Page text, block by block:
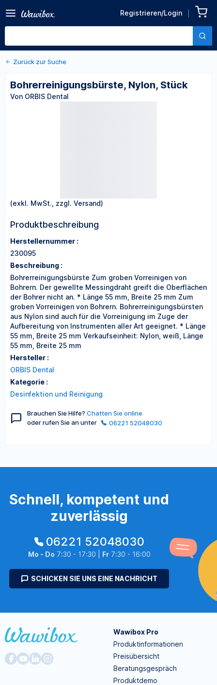
Registrieren/Login
Nylon, Stück
Von ORBIS Dental
Zurück zu den Produktdetails
Zurück zur Suche
Bohrerreinigungsbürste, Nylon, Stück
Von ORBIS Dental
(exkl. MwSt., zzgl. Versand)
Produktbeschreibung
Herstellernummer :
230095
Beschreibung :
Bohrerreinigungsbürste Zum groben Vorreinigen von
Bohrern. Der gewellte Messingdraht greift die Oberflächen
der Bohrer nicht an. * Länge 55 mm, Breite 25 mm Zum
groben Vorreinigen von Bohrern. Bohrerreinigungsbürsten
aus Nylon sind auch für die Vorreinigung im Zuge der
Aufbereitung von Instrumenten aller Art geeignet. * Länge
55 mm, Breite 25 mm Verkaufseinheit: Nylon, weiß, Länge
55 mm, Breite 25 mm
Hersteller :
ORBIS Dental
Kategorie :
Desinfektion und Reinigung
Brauchen Sie Hilfe? Chatten Sie online
oder rufen Sie an unter
06221 52048030
Schnell, kompetent und
zuverlässig
06221 52048030
Mo - Do 7:30 - 17:30 | Fr7:30 - 16:00
SCHICKEN SIE UNS EINE NACHRICHT
Wawibox Pro
Produktinformationen
Preisübersicht
Beratungsgespräch
Produktdemo